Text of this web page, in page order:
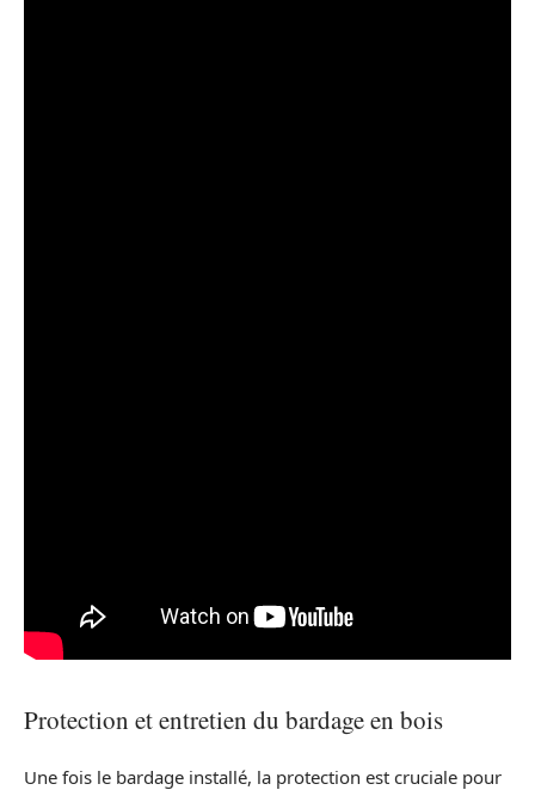
Protection et entretien du bardage en bois
Une fois le bardage installé, la protection est cruciale pour